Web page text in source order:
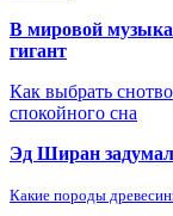
В мировой
гигант
Как выбрать
спокойного сна
Эд Ширан
Какие породы